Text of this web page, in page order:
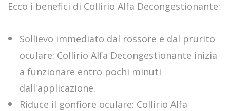
Ecco i benefici di Collirio Alfa Decongestionante:
Sollievo immediato dal rossore e dal prurito
oculare: Collirio Alfa Decongestionante inizia
a funzionare entro pochi minuti
dall'applicazione.
Riduce il gonfiore oculare: Collirio Alfa